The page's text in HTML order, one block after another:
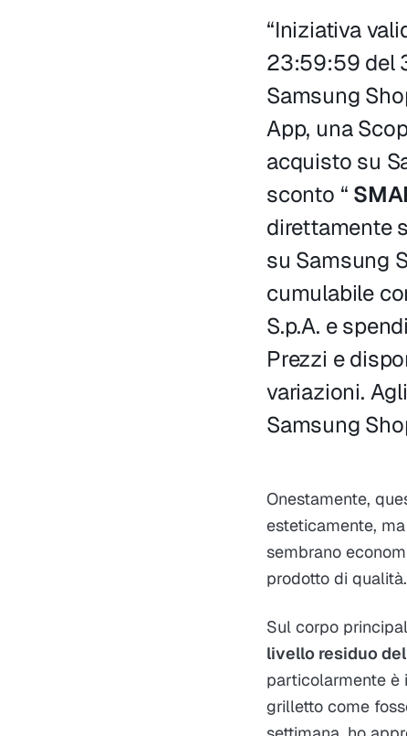
“Iniziativa
23:59:59 del
Samsung
App, una
acquisto su
sconto “
direttamente
su Samsung
cumulabile
S.p.A. e
Prezzi e
variazioni.
Samsung
Onestamente,
esteticamente,
sembrano
prodotto di
Sul corpo
livello residuo
particolarmente è
grilletto come